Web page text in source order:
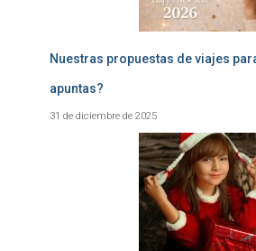
Nuestras propuestas de viajes
apuntas?
31 de diciembre de 2025